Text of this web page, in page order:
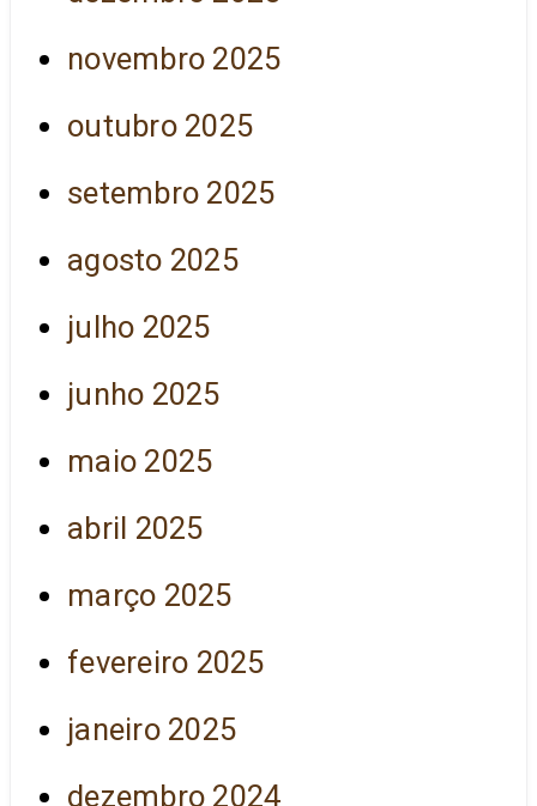
novembro 2025
outubro 2025
setembro 2025
agosto 2025
julho 2025
junho 2025
maio 2025
abril 2025
março 2025
fevereiro 2025
janeiro 2025
dezembro 2024